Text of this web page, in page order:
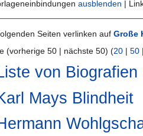
ausblenden |
Seiten verlinken auf Große
(vorherige 50 | nächste 50) (20 | 50
von Biografien
Mays Blindheit